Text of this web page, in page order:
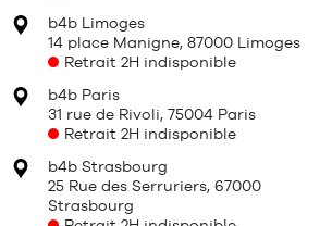
b4b Limoges
14 place Manigne, 87000 Limoges
Retrait 2H indisponible
b4b Paris
31 rue de Rivoli, 75004 Paris
Retrait 2H indisponible
b4b Strasbourg
25 Rue des Serruriers, 67000
Strasbourg